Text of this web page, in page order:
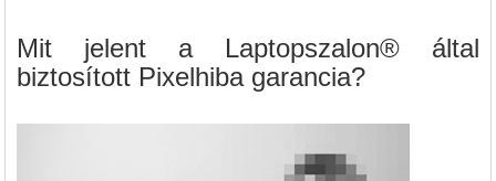
Mit jelent a Laptopszalon® által
biztosított Pixelhiba garancia?